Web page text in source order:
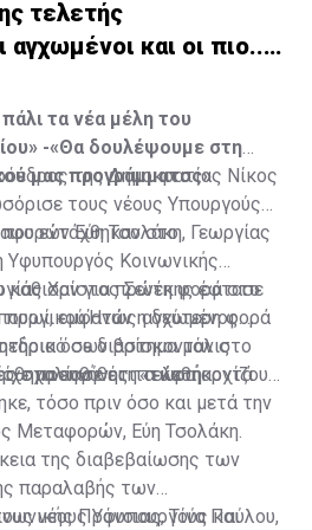
τελετής
και οι πιο..
τα νέα μέλη του
-«Θα δουλέψουμε στη
μας προγράμματος»
της Δημοκρατίας Νίκος
τους νέους Υπουργούς
εντάχθηκαν στο
Εύη Τσολάκη, Γεωργίας
Υφυπουργός Κοινωνικής
κάθισαν για πρώτη φορά στο
η δεύτερη φορά
σε διάστημα μόλις
προηγήθει η τελετή
Χρίστος Σενέκης έφτασε
εμφανώς αγχωμένος.
ευθύνης τα καθήκοντά
όσων βρίσκονταν στο
σχολίασε ότι «τώρα αρχίζουν
τόσο πριν όσο και μετά την
Μεταφορών, Εύη Τσολάκη.
της διαβεβαίωσης των
παραλαβής των
νέους Υφυπουργούς και
Πρόνοιας, Τίνα Παύλου,